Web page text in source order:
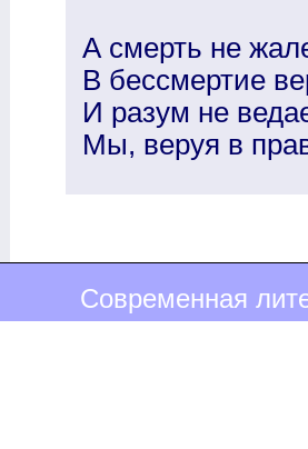
А смерть не
В бессмертие
И разум не
Мы, веруя в
Современная